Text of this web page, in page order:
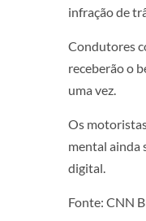
infração de
Condutores
receberão o
uma vez.
Os
mental ainda
digital.
Fonte: CNN